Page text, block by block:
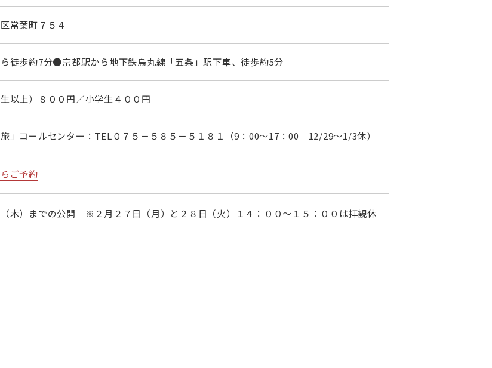
常葉町７５４
徒歩約7分●京都駅から地下鉄烏丸線「五条」駅下車、徒歩約5分
以上）８００円／小学生４００円
旅」コールセンター：TEL０７５－５８５－５１８１（9：00～17：00 12/29～1/3休）
ご予約
（木）までの公開 ※２月２７日（月）と２８日（火）１４：００～１５：００は拝観休